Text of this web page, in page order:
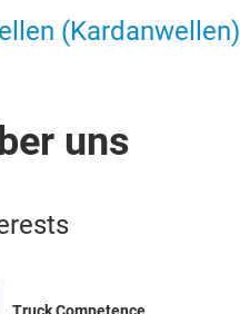
(Kardanwellen)
uns